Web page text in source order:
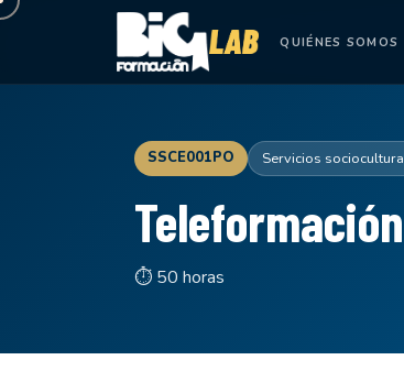
QUIÉNES SOMOS
SSCE001PO Servicios
⏱ 50 horas